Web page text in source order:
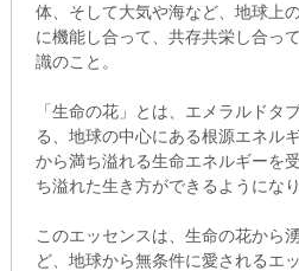
体、そして大気や海など、地球上
に機能し合って、共存共栄し合っ
識のこと。
「生命の花」とは、エメラルドタ
る、地球の中心にある根源エネル
から満ち溢れる生命エネルギーを
ち溢れた生き方ができるようになり
このエッセンスは、生命の花から
ど、地球から無条件に愛されるエ